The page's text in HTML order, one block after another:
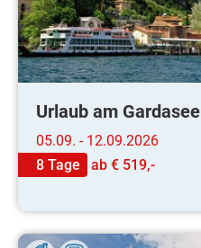
Urlaub am Gardasee
05.09. - 12.09.2026
8 Tage
ab € 519,-